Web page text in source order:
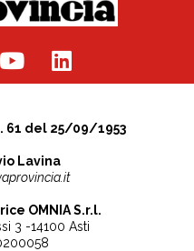
61 del 25/09/1953
Lavina
OMNIA S.r.l.
3 -14100 Asti